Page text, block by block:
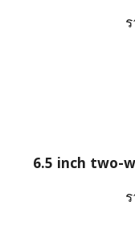
6.5 inch two-